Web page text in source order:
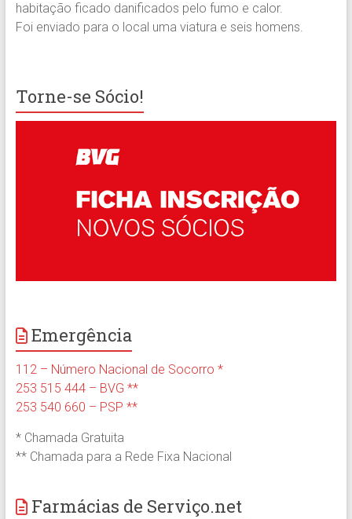
habitação ficado danificados pelo fumo e calor.
Foi enviado para o local uma viatura e seis homens.
Torne-se Sócio!
Emergência
112 – Número Nacional de Socorro *
253 515 444 – BVG **
253 540 660 – PSP **
* Chamada Gratuita
** Chamada para a Rede Fixa Nacional
Farmácias de Serviço.net